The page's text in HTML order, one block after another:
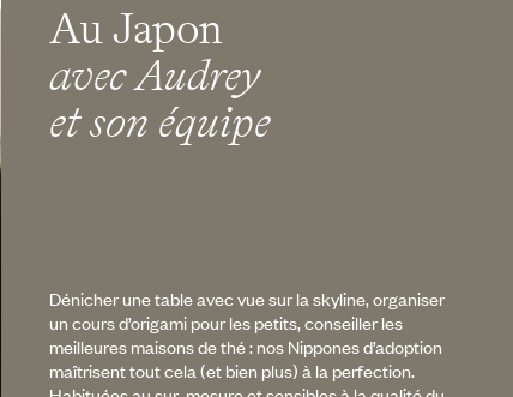
Au Japon
avec Audrey
et son équipe
Dénicher une table avec vue sur la skyline, organiser
un cours d’origami pour les petits, conseiller les
meilleures maisons de thé : nos Nippones d’adoption
maîtrisent tout cela (et bien plus) à la perfection.